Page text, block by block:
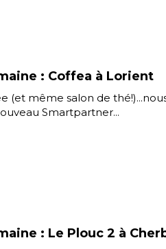
: Coffea à Lorient
(et même salon de
Smartpartner...
: Le Plouc 2 à